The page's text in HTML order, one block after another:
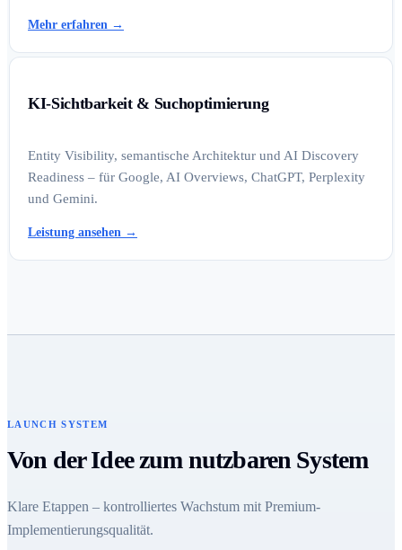
Mehr erfahren →
KI-Sichtbarkeit & Suchoptimierung
Entity Visibility, semantische Architektur und AI Discovery
Readiness – für Google, AI Overviews, ChatGPT, Perplexity
und Gemini.
Leistung ansehen →
LAUNCH SYSTEM
Von der Idee zum nutzbaren System
Klare Etappen – kontrolliertes Wachstum mit Premium-
Implementierungsqualität.